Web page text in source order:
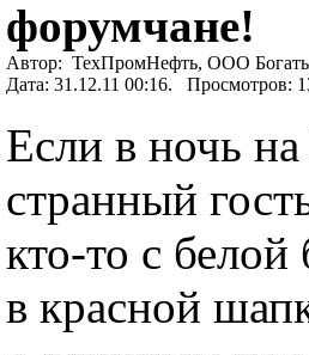
форумчане!
Автор: ТехПромНефть, ООО
Дата: 31.12.11 00:16. Просмотров:
Если в ночь
странный
кто-то с белой
в красной